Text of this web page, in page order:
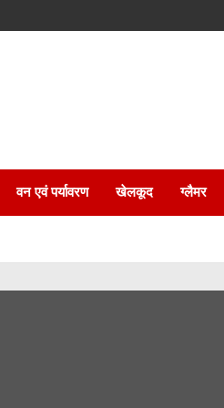
वन एवं पर्यावरण खेलकूद ग्लैमर